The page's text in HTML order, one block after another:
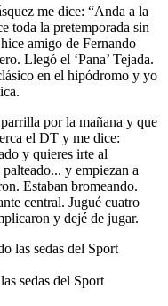
me dice: “Anda a la
toda la pretemporada sin
amigo de Fernando
Llegó el ‘Pana’ Tejada.
en el hipódromo y yo
por la mañana y que
el DT y me dice:
y quieres irte al
y empiezan a
Estaban bromeando.
central. Jugué cuatro
y dejé de jugar.
sedas del Sport